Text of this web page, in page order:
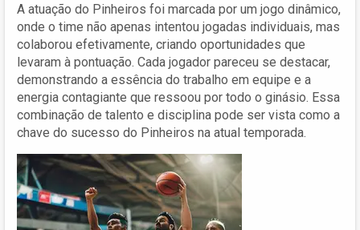
A atuação do Pinheiros foi marcada por um jogo dinâmico,
onde o time não apenas intentou jogadas individuais, mas
colaborou efetivamente, criando oportunidades que
levaram à pontuação. Cada jogador pareceu se destacar,
demonstrando a essência do trabalho em equipe e a
energia contagiante que ressoou por todo o ginásio. Essa
combinação de talento e disciplina pode ser vista como a
chave do sucesso do Pinheiros na atual temporada.